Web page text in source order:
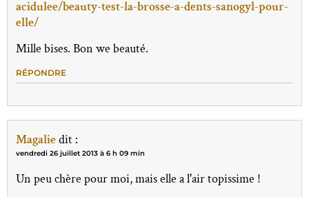
acidulee/beauty-test-la-brosse-a-dents-sanogyl-pour-
elle/
Mille bises. Bon we beauté.
RÉPONDRE
Magaliedit :
vendredi 26 juillet 2013 à 6 h 09 min
Un peu chère pour moi, mais elle a l'air topissime !